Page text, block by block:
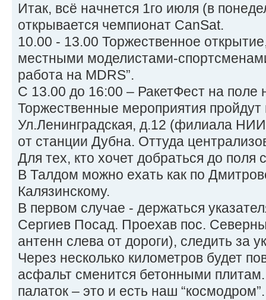
Итак, всё начнется 1го июля (в
открывается чемпионат CanSat.
10.00 - 13.00 Торжественное
местными моделистами-
работа на MDRS”.
С 13.00 до 16:00 – РакетФест на поле
Торжественные мероприятия пройдут
Ул.Ленинградская, д.12 (филиала
от станции Дубна. Оттуда
Для тех, кто хочет добраться до поля
В Талдом можно ехать как по
Калязинскому.
В первом случае - держаться
Сергиев Посад. Проехав пос.
антенн слева от дороги), следить за
Через несколько километров будет
асфальт сменится бетонными
палаток – это и есть наш “космодром”.